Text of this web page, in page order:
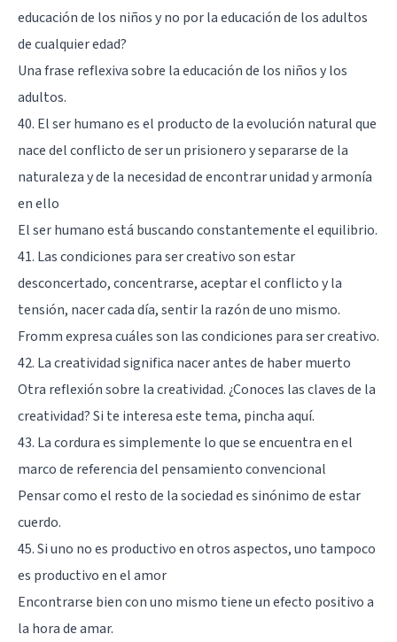
educación de los niños y no por la educación de los adultos
de cualquier edad?
Una frase reflexiva sobre la educación de los niños y los
adultos.
40. El ser humano es el producto de la evolución natural que
nace del conflicto de ser un prisionero y separarse de la
naturaleza y de la necesidad de encontrar unidad y armonía
en ello
El ser humano está buscando constantemente el equilibrio.
41. Las condiciones para ser creativo son estar
desconcertado, concentrarse, aceptar el conflicto y la
tensión, nacer cada día, sentir la razón de uno mismo.
Fromm expresa cuáles son las condiciones para ser creativo.
42. La creatividad significa nacer antes de haber muerto
Otra reflexión sobre la creatividad. ¿Conoces las claves de la
creatividad? Si te interesa este tema, pincha aquí.
43. La cordura es simplemente lo que se encuentra en el
marco de referencia del pensamiento convencional
Pensar como el resto de la sociedad es sinónimo de estar
cuerdo.
45. Si uno no es productivo en otros aspectos, uno tampoco
es productivo en el amor
Encontrarse bien con uno mismo tiene un efecto positivo a
la hora de amar.